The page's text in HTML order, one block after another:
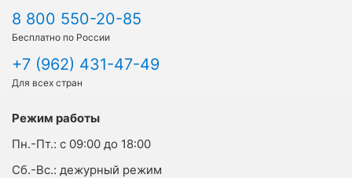
8 800 550-20-85
Бесплатно по России
+7 (962) 431-47-49
Для всех стран
Режим работы
Пн.-Пт.: с 09:00 до 18:00
Cб.-Вс.: дежурный режим